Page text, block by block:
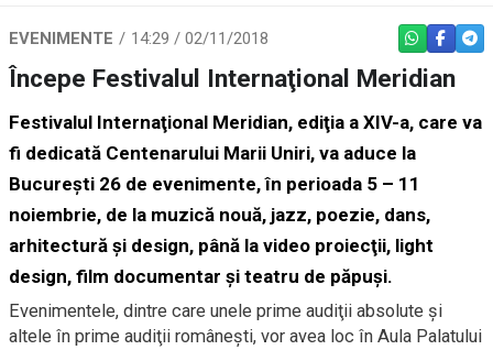
EVENIMENTE 14:29 / 02/11/2018 WHATSAPP
Începe Festivalul Internaţional Meridian
Festivalul Internaţional Meridian, ediţia a XIV-a, care va
fi dedicată Centenarului Marii Uniri, va aduce la
Bucureşti 26 de evenimente, în perioada 5 – 11
noiembrie, de la muzică nouă, jazz, poezie, dans,
arhitectură şi design, până la video proiecţii, light
design, film documentar şi teatru de păpuşi.
Evenimentele, dintre care unele prime audiţii absolute şi
altele în prime audiţii româneşti, vor avea loc în Aula Palatului